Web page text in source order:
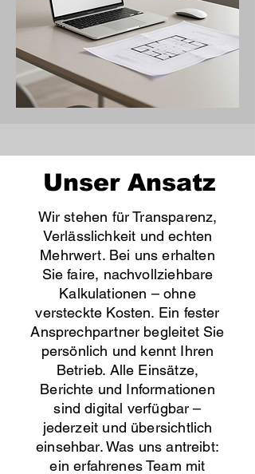
Unser Ansatz
Wir stehen für Transparenz,
Verlässlichkeit und echten
Mehrwert. Bei uns erhalten
Sie faire, nachvollziehbare
Kalkulationen – ohne
versteckte Kosten. Ein fester
Ansprechpartner begleitet Sie
persönlich und kennt Ihren
Betrieb. Alle Einsätze,
Berichte und Informationen
sind digital verfügbar –
jederzeit und übersichtlich
einsehbar. Was uns antreibt:
ein erfahrenes Team mit